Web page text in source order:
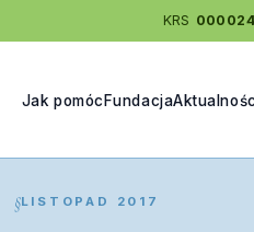
KRS
Jak pomóc Fundacja
LISTOPAD 2017